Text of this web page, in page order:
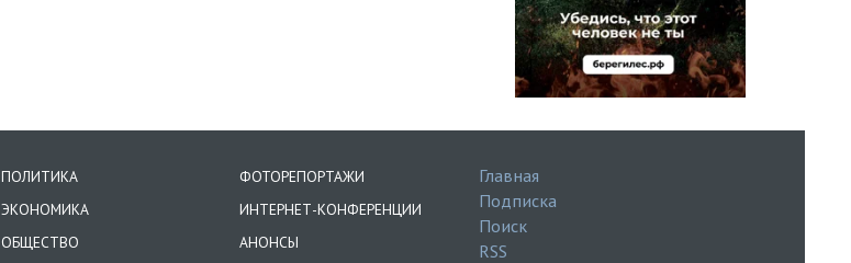
ПОЛИТИКА
ЭКОНОМИКА
ОБЩЕСТВО
ФОТОРЕПОРТАЖИ
ИНТЕРНЕТ-КОНФЕРЕНЦИИ
АНОНСЫ
Главная
Подписка
Поиск
RSS